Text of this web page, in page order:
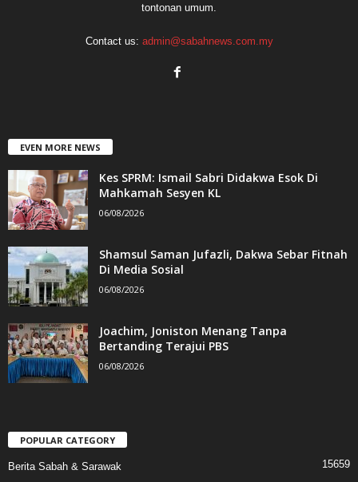
tontonan umum.
Contact us: admin@sabahnews.com.my
EVEN MORE NEWS
Kes SPRM: Ismail Sabri Didakwa Esok Di
Mahkamah Sesyen KL
06/08/2026
Shamsul Saman Jufazli, Dakwa Sebar Fitnah
Di Media Sosial
06/08/2026
Joachim, Joniston Menang Tanpa
Bertanding Terajui PBS
06/08/2026
POPULAR CATEGORY
Berita Sabah & Sarawak
15659